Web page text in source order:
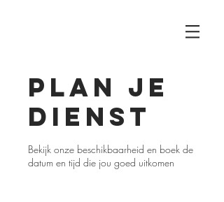
Plan je
dienst
Bekijk onze beschikbaarheid en boek de
datum en tijd die jou goed uitkomen